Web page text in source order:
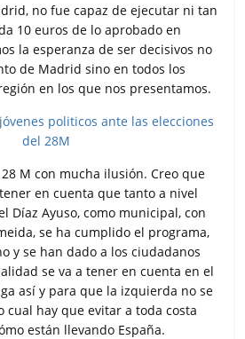
no fue capaz de ejecutar ni tan
10 euros de lo aprobado en
la esperanza de ser decisivos no
de Madrid sino en todos los
en los que nos presentamos.
M con mucha ilusión. Creo que
en cuenta que tanto a nivel
Díaz Ayuso, como municipal, con
se ha cumplido el programa,
y se han dado a los ciudadanos
se va a tener en cuenta en el
así y para que la izquierda no se
cual hay que evitar a toda costa
están llevando España.